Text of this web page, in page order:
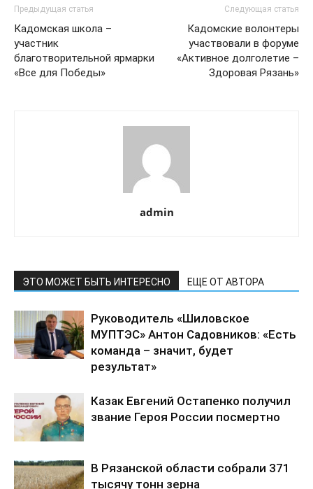
Предыдущая статья
Кадомская школа –
участник
благотворительной ярмарки
«Все для Победы»
Следующая статья
Кадомские волонтеры
участвовали в форуме
«Активное долголетие –
Здоровая Рязань»
admin
ЭТО МОЖЕТ БЫТЬ ИНТЕРЕСНО ЕЩЕ ОТ АВТОРА
Руководитель «Шиловское
МУПТЭС» Антон Садовников: «Есть
команда – значит, будет
результат»
Казак Евгений Остапенко получил
звание Героя России посмертно
В Рязанской области собрали 371
тысячу тонн зерна